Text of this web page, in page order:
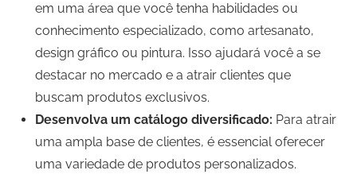
em uma área que você tenha habilidades ou
conhecimento especializado, como artesanato,
design gráfico ou pintura. Isso ajudará você a se
destacar no mercado e a atrair clientes que
buscam produtos exclusivos.
Desenvolva um catálogo diversificado: Para atrair
uma ampla base de clientes, é essencial oferecer
uma variedade de produtos personalizados.